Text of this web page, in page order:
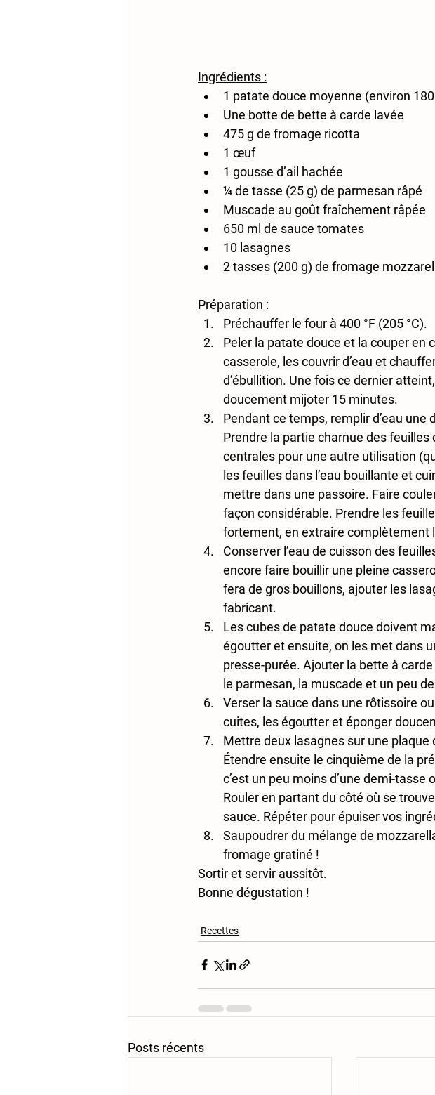
Ingrédients :
1 patate douce moyenne (environ
Une botte de bette à carde lavée
475 g de fromage ricotta
1 œuf
1 gousse d’ail hachée
¼ de tasse (25 g) de parmesan râpé
Muscade au goût fraîchement râpée
650 ml de sauce tomates
10 lasagnes
2 tasses (200 g) de fromage
Préparation :
Préchauffer le four à 400 °F (205 °C).
Peler la patate douce et la couper en
casserole, les couvrir d’eau et
d’ébullition. Une fois ce dernier
doucement mijoter 15 minutes.
Pendant ce temps, remplir d’eau
Prendre la partie charnue des
centrales pour une autre utilisation
les feuilles dans l’eau bouillante et
mettre dans une passoire. Faire
façon considérable. Prendre les
fortement, en extraire complètement
Conserver l’eau de cuisson des
encore faire bouillir une pleine
fera de gros bouillons, ajouter les
fabricant.
Les cubes de patate douce doivent
égoutter et ensuite, on les met dans
presse-purée. Ajouter la bette à
le parmesan, la muscade et un peu
Verser la sauce dans une rôtissoire
cuites, les égoutter et éponger
Mettre deux lasagnes sur une plaque
Étendre ensuite le cinquième de la
c’est un peu moins d’une demi-
Rouler en partant du côté où se
sauce. Répéter pour épuiser vos
Saupoudrer du mélange de
fromage gratiné !
Sortir et servir aussitôt.
Bonne dégustation !
Recettes
Posts récents